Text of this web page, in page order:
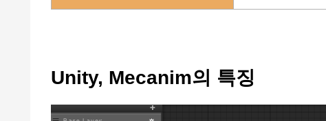
Unity, Mecanim의 특징